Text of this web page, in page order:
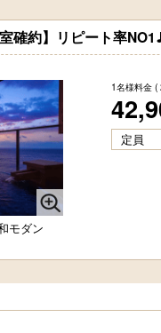
確約】リピート率
モダン
1名様料金 (
定員